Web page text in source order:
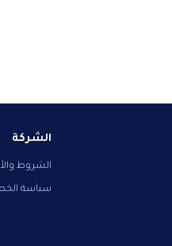
الشركة
الشروط
سياسة